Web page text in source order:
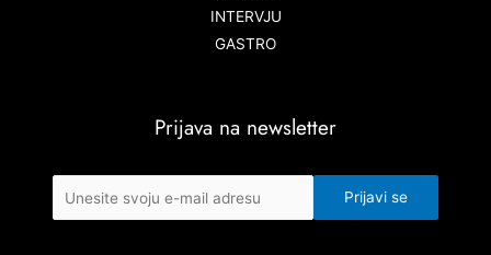
INTERVJU
GASTRO
Prijava na newsletter